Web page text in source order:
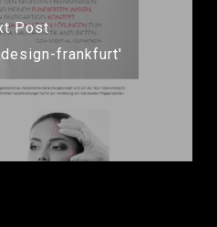
Post
frankfurt'